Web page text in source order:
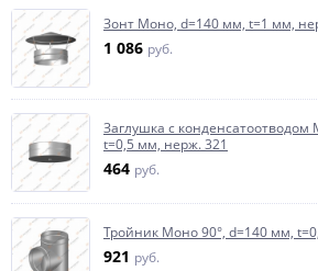
Зонт Моно, d=140 мм, t=1 мм,
1 086 руб.
Заглушка с
t=0,5 мм, нерж. 321
464 руб.
Тройник Моно 90°, d=140 мм,
921 руб.